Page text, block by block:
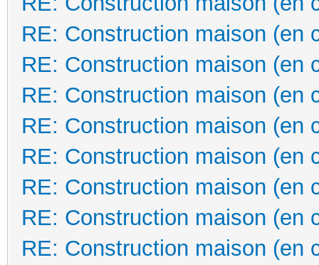
RE: Construction maison (en
RE: Construction maison (en
RE: Construction maison (en
RE: Construction maison (en
RE: Construction maison (en
RE: Construction maison (en
RE: Construction maison (en
RE: Construction maison (en